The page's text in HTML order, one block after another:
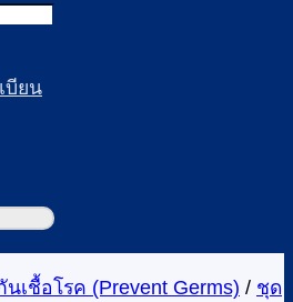
บียน
เชื้อโรค (Prevent Germs) / ชุด